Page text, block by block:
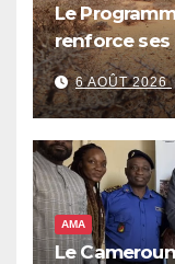
Le
renforce ses
de réponse
qui pourrait
millions de
alimentaire
6 AOÛT 2026
AMA
Le